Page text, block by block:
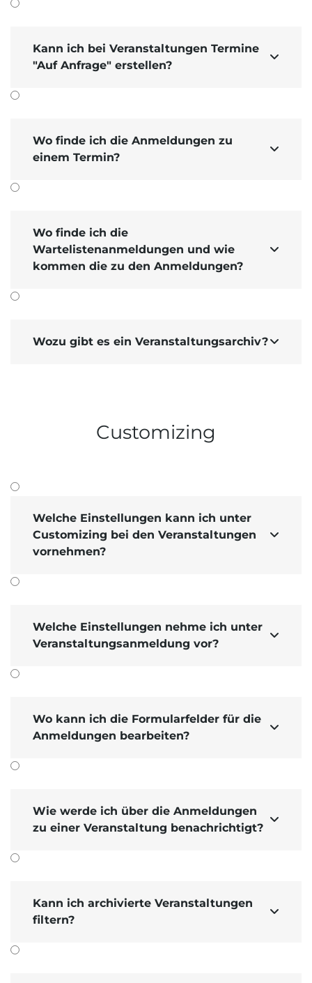
Kann ich bei Veranstaltungen Termine
"Auf Anfrage" erstellen?

Wo finde ich die Anmeldungen zu
einem Termin?

Wo finde ich die
Wartelistenanmeldungen und wie
kommen die zu den Anmeldungen?

Wozu gibt es ein Veranstaltungsarchiv?
Customizing
Welche Einstellungen kann ich unter
Customizing bei den Veranstaltungen
vornehmen?

Welche Einstellungen nehme ich unter
Veranstaltungsanmeldung vor?

Wo kann ich die Formularfelder für die
Anmeldungen bearbeiten?

Wie werde ich über die Anmeldungen
zu einer Veranstaltung benachrichtigt?

Kann ich archivierte Veranstaltungen
filtern?
